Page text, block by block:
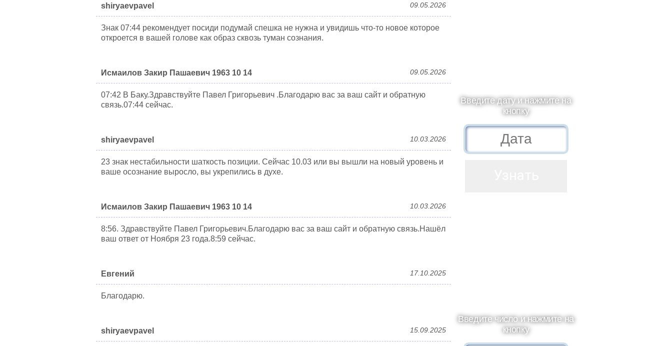
shiryaevpavel 09.05.2026
Знак 07:44 рекомендует посиди подумай спешка не нужна и увидишь что-то новое которое
откроется в вашей голове как образ сквозь туман сознания.
Исмаилов Закир Пашаевич 1963 10 14 09.05.2026
07:42 В Баку.Здравствуйте Павел Григорьевич .Благодарю вас за ваш сайт и обратную
связь.07:44 сейчас.
shiryaevpavel 10.03.2026
23 знак нестабильности шаткость позиции. Сейчас 10.03 или вы вышли на новый уровень и
ваше осознание выросло, вы укрепились в духе.
Исмаилов Закир Пашаевич 1963 10 14 10.03.2026
8:56. Здравствуйте Павел Григорьевич.Благодарю вас за ваш сайт и обратную связь.Нашёл
ваш ответ от Ноября 23 года.8:59 сейчас.
Евгений 17.10.2025
Благодарю.
shiryaevpavel 15.09.2025
Введите дату и нажмите на
кнопку
Введите число и нажмите на
кнопку